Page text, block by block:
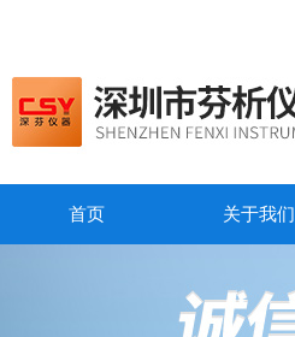
首页 关于我们